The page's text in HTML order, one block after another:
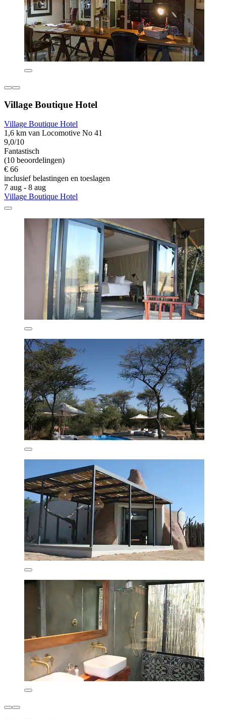
Village Boutique Hotel
Village Boutique Hotel
1,6 km van Locomotive No 41
9,0/10
Fantastisch
(10 beoordelingen)
€ 66
inclusief belastingen en toeslagen
7 aug - 8 aug
Village Boutique Hotel